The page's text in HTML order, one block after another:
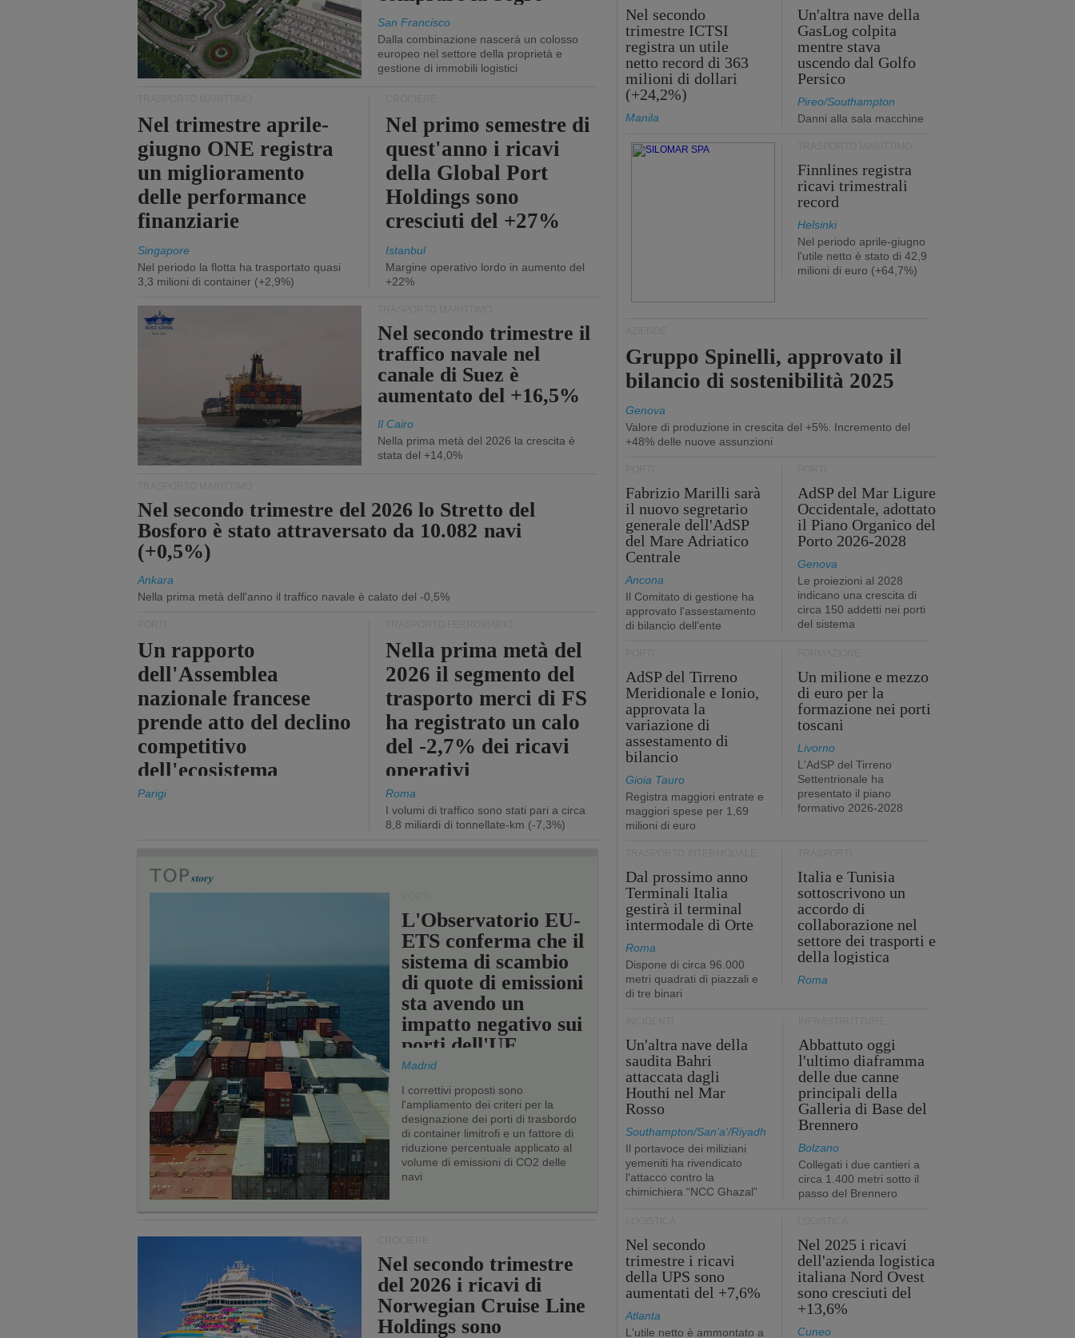
San Francisco
Dalla combinazione nascerà un colosso
europeo nel settore della proprietà e
gestione di immobili logistici
Nel trimestre aprile-
giugno ONE registra
un miglioramento
delle performance
finanziarie
Singapore
Nel periodo la flotta ha trasportato quasi
3,3 milioni di container (+2,9%)
Nel primo semestre di
quest'anno i ricavi
della Global Port
Holdings sono
cresciuti del +27%
Istanbul
Margine operativo lordo in aumento del
+22%
Nel secondo trimestre il
traffico navale nel
canale di Suez è
aumentato del +16,5%
Il Cairo
Nella prima metà del 2026 la crescita è
stata del +14,0%
Nel secondo trimestre del 2026 lo Stretto del
Bosforo è stato attraversato da 10.082 navi
(+0,5%)
Ankara
Nella prima metà dell'anno il traffico navale è calato del -0,5%
Un rapporto
dell'Assemblea
nazionale francese
prende atto del declino
competitivo
dell'ecosistema
portuale statale
Parigi
Nella prima metà del
2026 il segmento del
trasporto merci di FS
ha registrato un calo
del -2,7% dei ricavi
operativi
Roma
I volumi di traffico sono stati pari a circa
8,8 miliardi di tonnellate-km (-7,3%)
L'Observatorio EU-
ETS conferma che il
sistema di scambio
di quote di emissioni
sta avendo un
impatto negativo sui
porti dell'UE
Madrid
I correttivi proposti sono
l'ampliamento dei criteri per la
designazione dei porti di trasbordo
di container limitrofi e un fattore di
riduzione percentuale applicato al
volume di emissioni di CO2 delle
navi
Nel secondo trimestre
del 2026 i ricavi di
Norwegian Cruise Line
Holdings sono
Nel secondo
trimestre ICTSI
registra un utile
netto record di 363
milioni di dollari
(+24,2%)
Manila
Un'altra nave della
GasLog colpita
mentre stava
uscendo dal Golfo
Persico
Pireo/Southampton
Danni alla sala macchine
Finnlines registra
ricavi trimestrali
record
Helsinki
Nel periodo aprile-giugno
l'utile netto è stato di 42,9
milioni di euro (+64,7%)
Gruppo Spinelli, approvato il
bilancio di sostenibilità 2025
Genova
Valore di produzione in crescita del +5%. Incremento del
+48% delle nuove assunzioni
Fabrizio Marilli sarà
il nuovo segretario
generale dell'AdSP
del Mare Adriatico
Centrale
Ancona
Il Comitato di gestione ha
approvato l'assestamento
di bilancio dell'ente
AdSP del Mar Ligure
Occidentale, adottato
il Piano Organico del
Porto 2026-2028
Genova
Le proiezioni al 2028
indicano una crescita di
circa 150 addetti nei porti
del sistema
AdSP del Tirreno
Meridionale e Ionio,
approvata la
variazione di
assestamento di
bilancio
Gioia Tauro
Registra maggiori entrate e
maggiori spese per 1,69
milioni di euro
Un milione e mezzo
di euro per la
formazione nei porti
toscani
Livorno
L'AdSP del Tirreno
Settentrionale ha
presentato il piano
formativo 2026-2028
Dal prossimo anno
Terminali Italia
gestirà il terminal
intermodale di Orte
Roma
Dispone di circa 96.000
metri quadrati di piazzali e
di tre binari
Italia e Tunisia
sottoscrivono un
accordo di
collaborazione nel
settore dei trasporti e
della logistica
Roma
Un'altra nave della
saudita Bahri
attaccata dagli
Houthi nel Mar
Rosso
Southampton/San'a'/Riyadh
Il portavoce dei miliziani
yemeniti ha rivendicato
l'attacco contro la
chimichiera “NCC Ghazal”
Abbattuto oggi
l'ultimo diaframma
delle due canne
principali della
Galleria di Base del
Brennero
Bolzano
Collegati i due cantieri a
circa 1.400 metri sotto il
passo del Brennero
Nel secondo
trimestre i ricavi
della UPS sono
aumentati del +7,6%
Atlanta
L'utile netto è ammontato a
Nel 2025 i ricavi
dell'azienda logistica
italiana Nord Ovest
sono cresciuti del
+13,6%
Cuneo